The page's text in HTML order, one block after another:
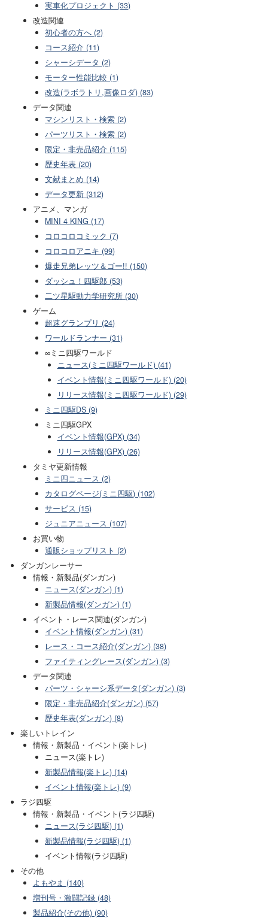
実車化プロジェクト (33)
改造関連
初心者の方へ (2)
コース紹介 (11)
シャーシデータ (2)
モーター性能比較 (1)
改造(ラボラトリ,画像ロダ) (83)
データ関連
マシンリスト・検索 (2)
パーツリスト・検索 (2)
限定・非売品紹介 (115)
歴史年表 (20)
文献まとめ (14)
データ更新 (312)
アニメ、マンガ
MINI 4 KING (17)
コロコロコミック (7)
コロコロアニキ (99)
爆走兄弟レッツ＆ゴー!! (150)
ダッシュ！四駆郎 (53)
二ツ星駆動力学研究所 (30)
ゲーム
超速グランプリ (24)
ワールドランナー (31)
∞ミニ四駆ワールド
ニュース(ミニ四駆ワールド) (41)
イベント情報(ミニ四駆ワールド) (20)
リリース情報(ミニ四駆ワールド) (29)
ミニ四駆DS (9)
ミニ四駆GPX
イベント情報(GPX) (34)
リリース情報(GPX) (26)
タミヤ更新情報
ミニ四ニュース (2)
カタログページ(ミニ四駆) (102)
サービス (15)
ジュニアニュース (107)
お買い物
通販ショップリスト (2)
ダンガンレーサー
情報・新製品(ダンガン)
ニュース(ダンガン) (1)
新製品情報(ダンガン) (1)
イベント・レース関連(ダンガン)
イベント情報(ダンガン) (31)
レース・コース紹介(ダンガン) (38)
ファイティングレース(ダンガン) (3)
データ関連
パーツ・シャーシ系データ(ダンガン) (3)
限定・非売品紹介(ダンガン) (57)
歴史年表(ダンガン) (8)
楽しいトレイン
情報・新製品・イベント(楽トレ)
ニュース(楽トレ)
新製品情報(楽トレ) (14)
イベント情報(楽トレ) (9)
ラジ四駆
情報・新製品・イベント(ラジ四駆)
ニュース(ラジ四駆) (1)
新製品情報(ラジ四駆) (1)
イベント情報(ラジ四駆)
その他
よもやま (140)
増刊号・激闘記録 (48)
製品紹介(その他) (90)